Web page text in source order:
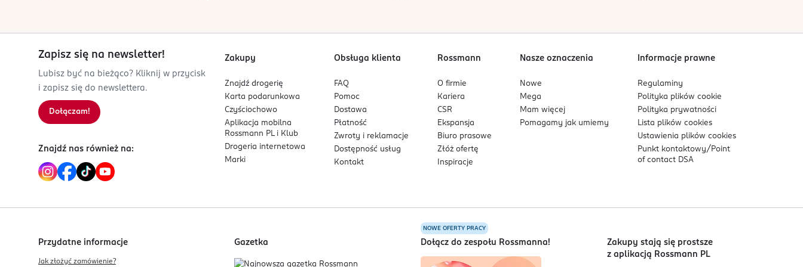
Belgium
027325954
BE-Belgia
Kod EAN
8 809936 743218
Sortowanie wgdata: od najnowszej
Zapisz się na newsletter!
Lubisz być na bieżąco? Kliknij w przycisk
i zapisz się do newslettera.
Dołączam!
Znajdź nas również na:
Zakupy
Znajdź drogerię
Karta podarunkowa
Czyściochowo
Aplikacja mobilna
Rossmann PL i Klub
Drogeria internetowa
Marki
Obsługa klienta
FAQ
Pomoc
Dostawa
Płatność
Zwroty i reklamacje
Dostępność usług
Kontakt
Rossmann
O firmie
Kariera
CSR
Ekspansja
Biuro prasowe
Złóż ofertę
Inspiracje
Nasze oznaczenia
Nowe
Mega
Mam więcej
Pomagamy jak umiemy
Informacje prawne
Regulaminy
Polityka plikówcookie
Polityka prywatności
Lista plikówcookies
Ustawienia plikówcookies
Punkt kontaktowy/ Point
of contact DSA
Przydatne informacje
Jak złożyć zamówienie?
Gazetka
NOWE OFERTY PRACY
Dołącz do zespołu Rossmanna!
Zakupy stają się prostsze
z aplikacją Rossmann PL